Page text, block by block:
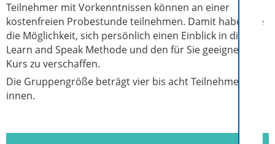
Teilnehmer mit Vorkenntnissen können an einer
kostenfreien Probestunde teilnehmen. Damit haben Sie
die Möglichkeit, sich persönlich einen Einblick in die
Learn and Speak Methode und den für Sie geeigneten
Kurs zu verschaffen.
Die Gruppengröße beträgt vier bis acht Teilnehmer/-
innen.